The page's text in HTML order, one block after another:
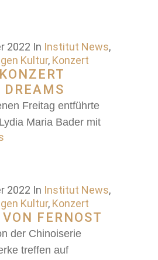
2022 In Institut News,
Kultur, Konzert
DREAMS
Freitag entführte
Maria Bader mit
2022 In Institut News,
Kultur, Konzert
FERNOST
der Chinoiserie
treffen auf